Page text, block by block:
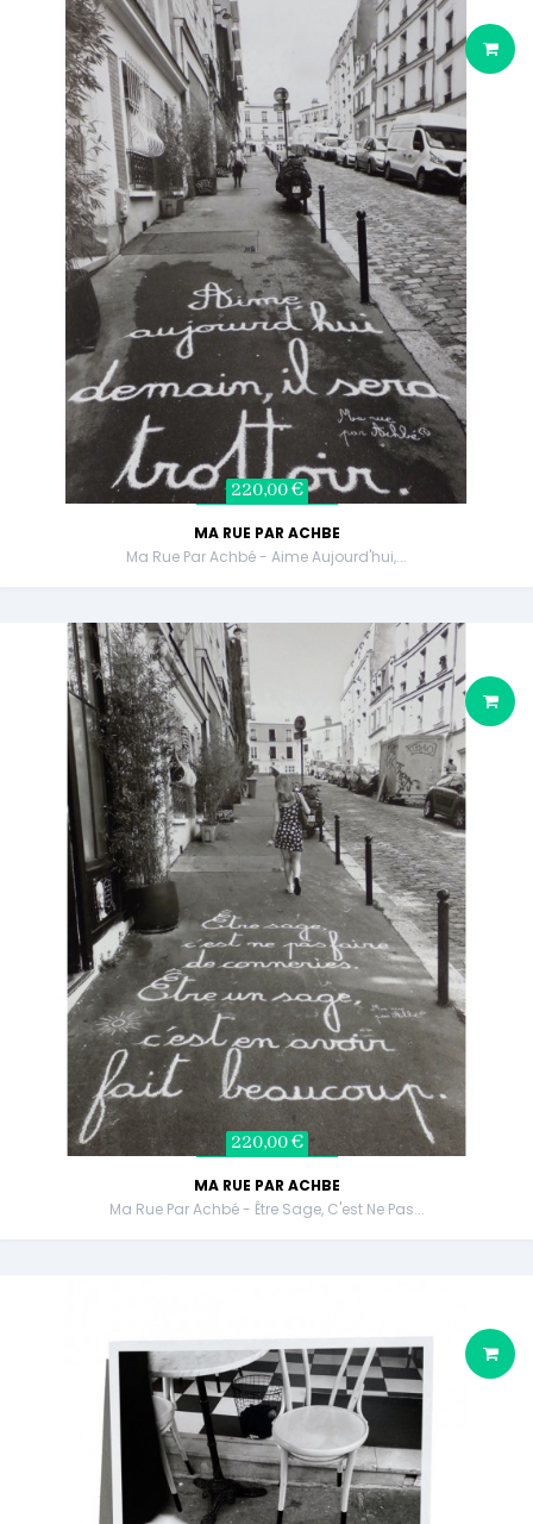
220,00 €
MA RUE PAR ACHBE
Ma Rue Par Achbé - Aime Aujourd'hui,...
220,00 €
MA RUE PAR ACHBE
Ma Rue Par Achbé - Être Sage, C'est Ne Pas...